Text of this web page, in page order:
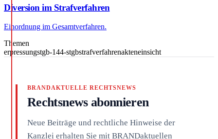
Diversion im Strafverfahren
Einordnung im Gesamtverfahren.
Themen
erpressungstgb-144-stgbstrafverfahrenakteneinsicht
BRANDAKTUELLE RECHTSNEWS
Rechtsnews abonnieren
Neue Beiträge und rechtliche Hinweise der
Kanzlei erhalten Sie mit BRANDaktuellen